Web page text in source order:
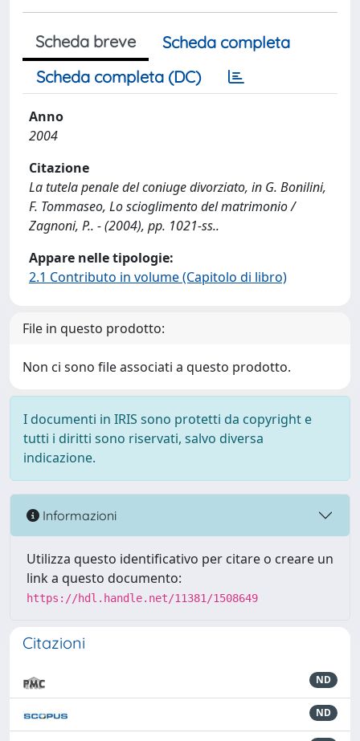
Scheda breve
Scheda completa
Scheda completa (DC)
Anno
2004
Citazione
La tutela penale del coniuge divorziato, in G. Bonilini,
F. Tommaseo, Lo scioglimento del matrimonio /
Zagnoni, P.. - (2004), pp. 1021-ss..
Appare nelle tipologie:
2.1 Contributo in volume (Capitolo di libro)
File in questo prodotto:
Non ci sono file associati a questo prodotto.
I documenti in IRIS sono protetti da copyright e
tutti i diritti sono riservati, salvo diversa
indicazione.
Informazioni
Utilizza questo identificativo per citare o creare un
link a questo documento:
https://hdl.handle.net/11381/1508649
Citazioni
ND
ND